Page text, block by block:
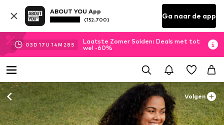
ABOUT YOU App
(152.700) Ga naar de app
03D 17U 14M 27 S
Laatste Zomer Solden: Deals met tot
wel -60%
Volgen